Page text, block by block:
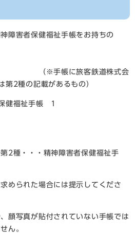
障害者保健福祉手帳をお持ちの
客鉄道株式会
第2種の記載があるもの）
健福祉手帳 1
神障害者保健福祉手
められた場合には提示してくださ
顔写真が貼付されていない手帳では
ん。